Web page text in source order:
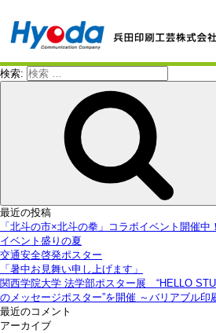
検索:
最近の投稿
「北斗の市×北斗の拳」コラボイベント開催中！
イベント盛りの夏
交通安全啓発ポスター
「暑中お見舞い申し上げます」
関西学院大学 法学部ポスター展 “HELLO
のメッセージポスター”を開催 ～バリアブル印
最近のコメント
アーカイブ